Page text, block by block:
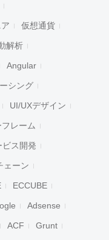
仮想通貨
解析
Angular
シング
UI/UXデザイン
レーム
ビス開発
ェーン
ECCUBE
Adsense
ACF Grunt